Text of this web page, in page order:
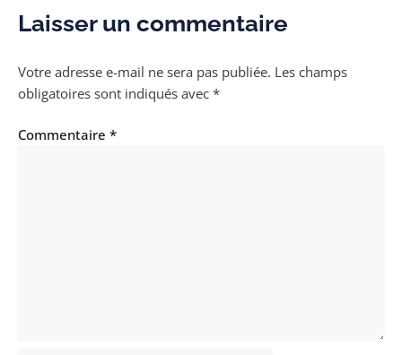
Laisser un commentaire
Votre adresse e-mail ne sera pas publiée. Les champs
obligatoires sont indiqués avec *
Commentaire *